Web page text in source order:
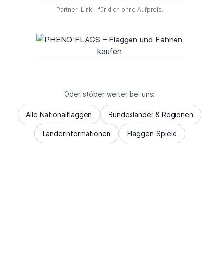
Partner-Link – für dich ohne Aufpreis.
Oder stöber weiter bei uns:
Alle Nationalflaggen Bundesländer & Regionen
Länderinformationen Flaggen-Spiele